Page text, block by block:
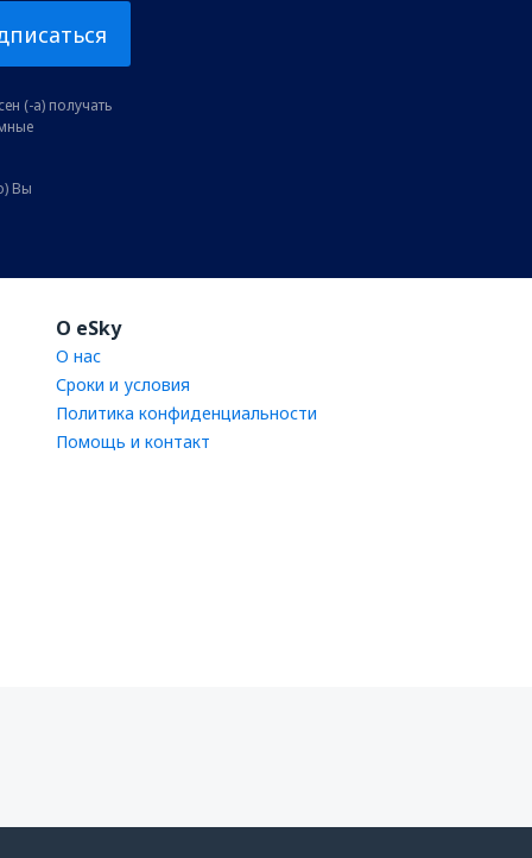
(-а) получать
Вы
O eSky
О нас
Сроки и условия
Политика конфиденциальности
Помощь и контакт